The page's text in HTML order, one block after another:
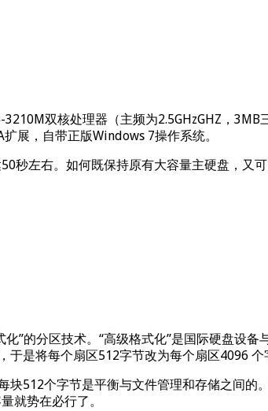
双核处理器（主频为2.5GHzGHZ，
展，自带正版Windows 7操作系统。
秒左右。如何既保持原有大容量主硬盘，又
”的分区技术。“高级格式化”是国际硬盘设
是将每个扇区512字节改为每个扇区4096 个
512个字节是平衡与文件管理和存储之间的
就势在必行了。